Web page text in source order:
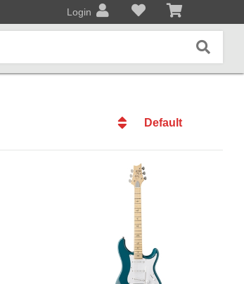
Login
AMPS / EFFEKTPEDALE
Default
Datum
Preis